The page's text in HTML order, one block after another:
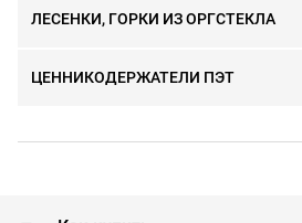
ЛЕСЕНКИ, ГОРКИ ИЗ ОРГСТЕКЛА
ЦЕННИКОДЕРЖАТЕЛИ ПЭТ